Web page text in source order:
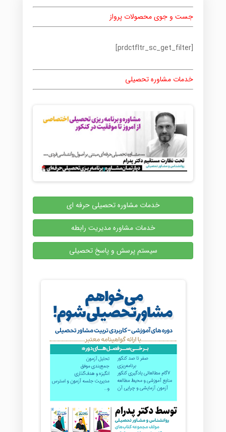
جست و جوی محصولات پرواز
[prdctfltr_sc_get_filter]
خدمات مشاوره تحصیلی
خدمات مشاوره تحصیلی حرفه ای
خدمات مشاوره مدیریت رابطه
سیستم پرسش و پاسخ تحصیلی